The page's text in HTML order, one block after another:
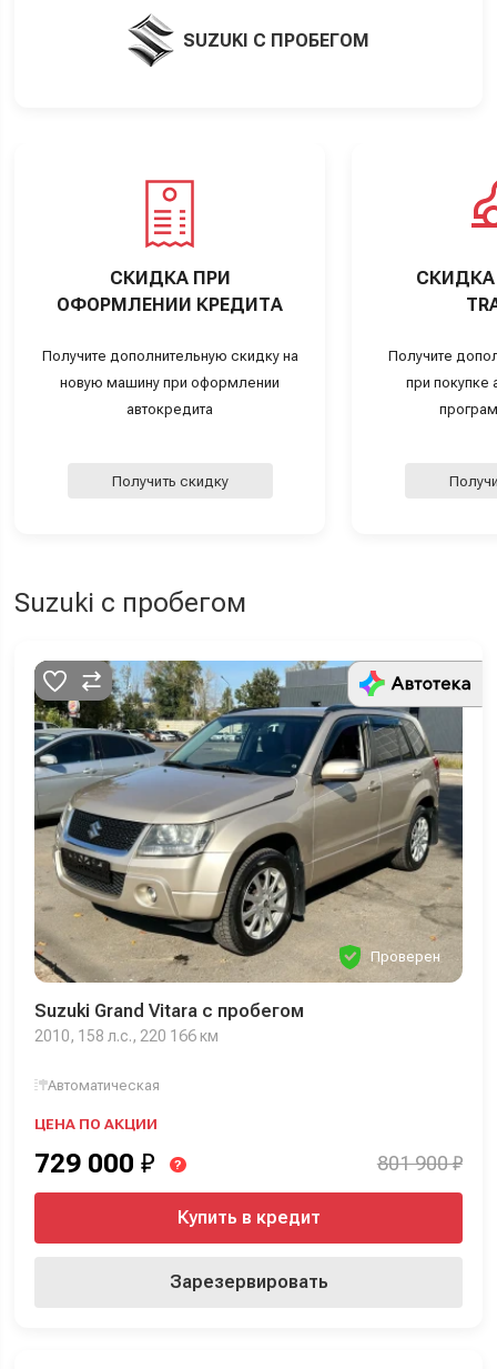
SUZUKI С ПРОБЕГОМ
СКИДКА ПРИ
ОФОРМЛЕНИИ КРЕДИТА
Получите дополнительную скидку на
новую машину при оформлении
автокредита
Получить скидку
СКИДКА
Получите
при покупке
Suzuki с пробегом
Проверен
Suzuki Grand Vitara с пробегом
2010, 158 л.с., 220 166 км
Автоматическая
ЦЕНА ПО АКЦИИ
729 000 ₽ ? 801 900 ₽
Купить в кредит
Зарезервировать